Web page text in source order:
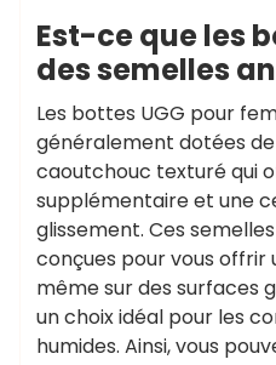
Est-ce que les
des semelles
Les bottes UGG pour
généralement dotées
caoutchouc texturé qui
supplémentaire et une
glissement. Ces
conçues pour vous offrir
même sur des surfaces
un choix idéal pour les
humides. Ainsi, vous